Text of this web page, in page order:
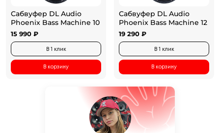
Сабвуфер DL Audio
Phoenix Bass Machine 10
15 990 ₽
В 1 клик
В корзину
Сабвуфер DL Audio
Phoenix Bass Machine 12
19 290 ₽
В 1 клик
В корзину